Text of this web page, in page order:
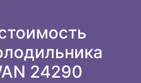
24290